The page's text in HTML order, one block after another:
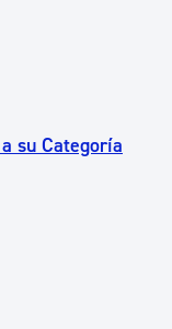
su Categoría